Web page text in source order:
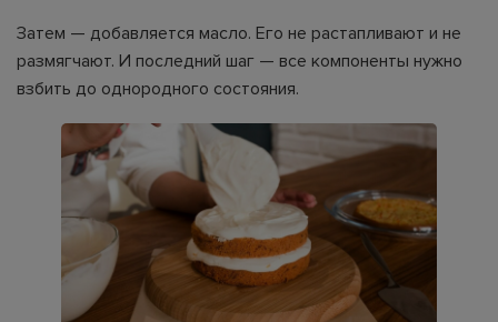
Затем — добавляется масло. Его не растапливают и не
размягчают. И последний шаг — все компоненты нужно
взбить до однородного состояния.